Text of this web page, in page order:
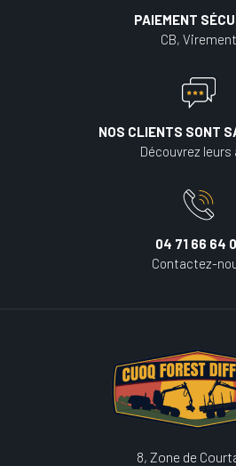
PAIEMENT
CB, Virement
NOS CLIENTS SONT
Découvrez leurs
04 71 66 64
Contactez-
8, Zone de